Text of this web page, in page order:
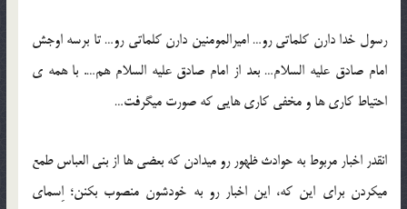
رسول خدا دارن کلماتی رو… امیرالمومنین دارن کلماتی رو… تا برسه اوجش
امام صادق علیه السلام… بعد از امام صادق علیه السلام هم…. با همه ی
احتیاط کاری ها و مخفی کاری هایی که صورت میگرفت…
انقدر اخبار مربوط به حوادث ظهور رو میدادن که بعضی ها از بنی العباس طمع
میکردن برای این که، این اخبار رو به خودشون منصوب بکنن؛ اِسمای